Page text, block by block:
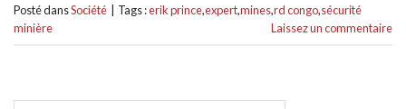
Posté dansSociété Tags :erik prince,expert,mines,rd congo,sécurité
minière
Laissez un commentaire